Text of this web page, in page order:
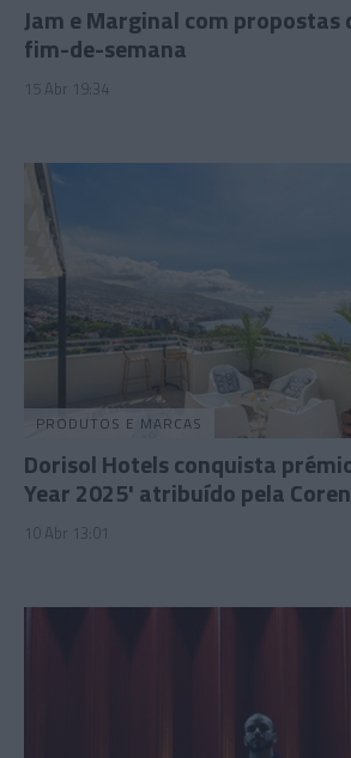
Jam e Marginal com
fim-de-semana
15 Abr 19:34
PRODUTOS E MARCAS
Dorisol Hotels conquista
Year 2025' atribuído pela
10 Abr 13:01